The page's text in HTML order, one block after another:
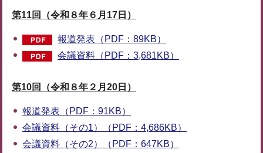
第11回（令和８年６月17日）
報道発表（PDF：89KB）
会議資料（PDF：3,681KB）
第10回（令和８年２月20日）
報道発表（PDF：91KB）
会議資料（その1）（PDF：4,686KB）
会議資料（その2）（PDF：647KB）